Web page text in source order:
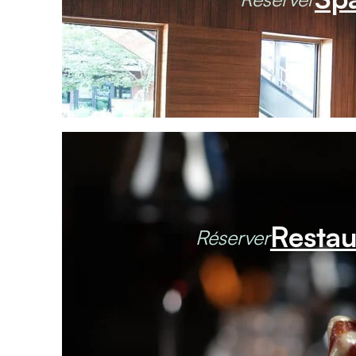
Réserver